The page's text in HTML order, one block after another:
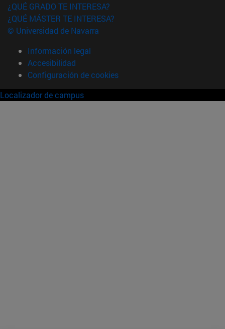
¿QUÉ GRADO TE INTERESA?
¿QUÉ MÁSTER TE INTERESA?
© Universidad de Navarra
Información legal
Accesibilidad
Configuración de cookies
Localizador de campus